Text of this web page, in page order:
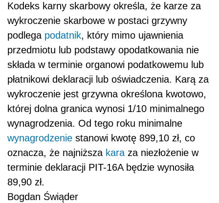
Kodeks karny skarbowy określa, że karze za
wykroczenie skarbowe w postaci grzywny
podlega podatnik, który mimo ujawnienia
przedmiotu lub podstawy opodatkowania nie
składa w terminie organowi podatkowemu lub
płatnikowi deklaracji lub oświadczenia. Karą za
wykroczenie jest grzywna określona kwotowo,
której dolna granica wynosi 1/10 minimalnego
wynagrodzenia. Od tego roku minimalne
wynagrodzenie stanowi kwotę 899,10 zł, co
oznacza, że najniższa kara za niezłożenie w
terminie deklaracji PIT-16A będzie wynosiła
89,90 zł.
Bogdan Świąder